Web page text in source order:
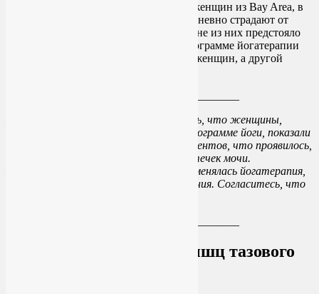
Доктор Хуан и ее коллеги набрали 20 женщин из Bay Area, в
возрасте 40 лет и старше, которые ежедневно страдают от
стрессового недержания мочи. Половине из них предстояло
принять участие в шестинедельной программе йогатерапии
как части лечения недержания мочи у женщин, а другой
По окончании эксперимента выяснилось, что женщины,
которые занимались по специальной программе йоги, показали
общее улучшение состояния на 70 процентов, что проявилось,
прежде всего, в снижении частоты утечек мочи.
Контрольная группа, к которой не применялась йогатерапия,
показала только 13 процентов улучшения. Согласитесь, что
Йога для укрепления мышц тазового